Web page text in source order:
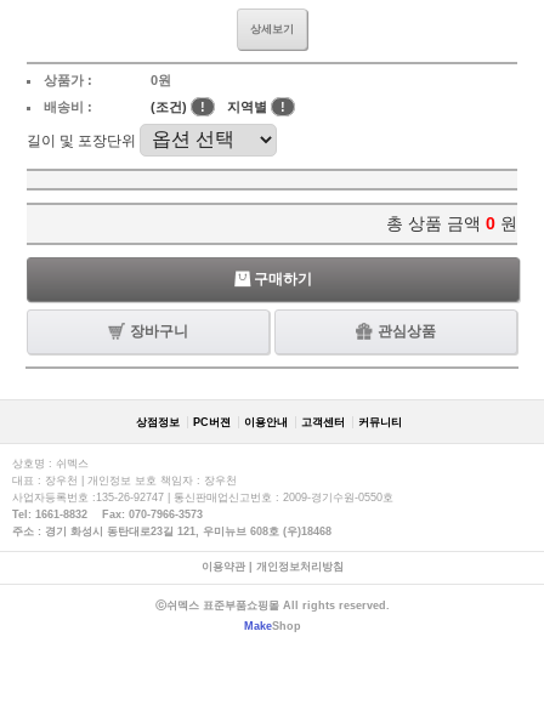
상세보기
상품가 :
0원
배송비 :
(조건) ! 지역별 !
길이 및 포장단위
총 상품 금액 0 원
구매하기
장바구니 관심상품
상점정보 PC버젼 이용안내 고객센터 커뮤니티
상호명 : 쉬멕스
대표 : 장우천 | 개인정보 보호 책임자 : 장우천
사업자등록번호 :135-26-92747 | 통신판매업신고번호 : 2009-경기수원-0550호
Tel: 1661-8832 Fax: 070-7966-3573
주소 : 경기 화성시 동탄대로23길 121, 우미뉴브 608호 (우)18468
이용약관| 개인정보처리방침
ⓒ쉬멕스 표준부품쇼핑몰 All rights reserved.
MakeShop